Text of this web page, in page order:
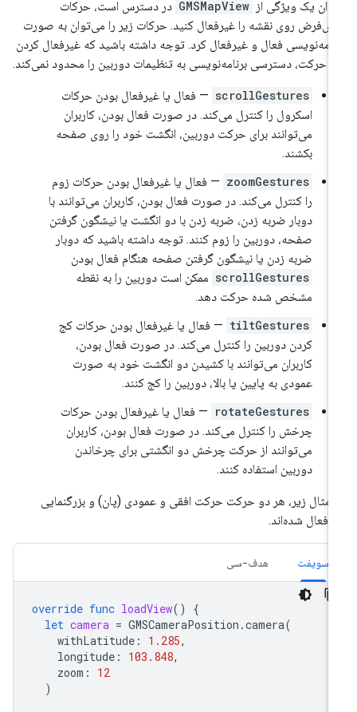
یک ویژگی از GMSMapView در دسترس است، حرکات
روی نقشه را غیرفعال کنید. حرکات زیر را می‌توان به صورت
فعال و غیرفعال کرد. توجه داشته باشید که غیرفعال کردن
حرکت، دسترسی برنامه‌نویسی به تنظیمات دوربین را محدود نمی‌کند.
scrollGestures — فعال یا غیرفعال بودن حرکات
اسکرول را کنترل می‌کند. در صورت فعال بودن، کاربران
می‌توانند برای حرکت دوربین، انگشت خود را روی صفحه
بکشند.
zoomGestures — فعال یا غیرفعال بودن حرکات زوم
را کنترل می‌کند. در صورت فعال بودن، کاربران می‌توانند با
دوبار ضربه زدن، ضربه زدن با دو انگشت یا نیشگون گرفتن
صفحه، دوربین را زوم کنند. توجه داشته باشید که دوبار
ضربه زدن یا نیشگون گرفتن صفحه هنگام فعال بودن
scrollGestures ممکن است دوربین را به نقطه
مشخص شده حرکت دهد.
tiltGestures — فعال یا غیرفعال بودن حرکات کج
کردن دوربین را کنترل می‌کند. در صورت فعال بودن،
کاربران می‌توانند با کشیدن دو انگشت خود به صورت
عمودی به پایین یا بالا، دوربین را کج کنند.
rotateGestures — فعال یا غیرفعال بودن حرکات
چرخش را کنترل می‌کند. در صورت فعال بودن، کاربران
می‌توانند از حرکت چرخش دو انگشتی برای چرخاندن
دوربین استفاده کنند.
مثال زیر، هر دو حرکت حرکت افقی و عمودی (پان) و بزرگنمایی
شده‌اند.
سویفت هدف-سی
override func loadView ()
let camera = GMSCameraPosition.camera
withLatitude : 1.285
longitude: 103.848
zoom :